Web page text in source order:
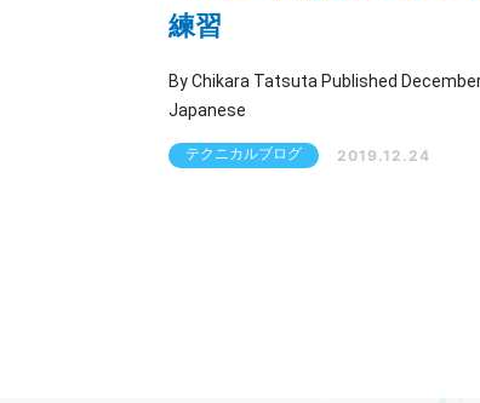
練習
By Chikara Tatsuta Published December 24, 2019 |
Japanese
テクニカルブログ 2019.12.24